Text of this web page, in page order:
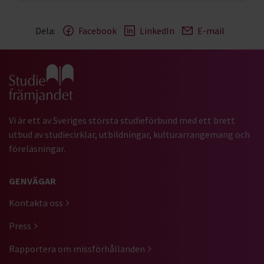
Dela: Facebook LinkedIn E-mail
Gå till studiefrämjandets startsida
Vi är ett av Sveriges största studieförbund med ett brett
utbud av studiecirklar, utbildningar, kulturarrangemang och
föreläsningar.
GENVÄGAR
Kontakta oss
Press
Rapportera om missförhållanden